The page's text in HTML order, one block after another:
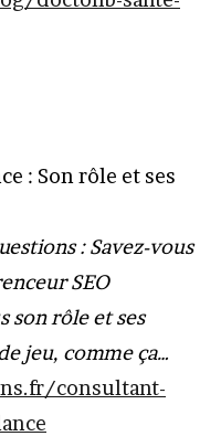
: Son rôle et ses
: Savez-vous
SEO
son rôle et ses
jeu, comme ça…
consultant-